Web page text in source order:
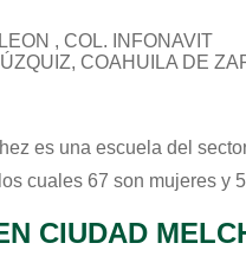
, COL. INFONAVIT
COAHUILA DE
es una escuela del
cuales 67 son mujeres y
CIUDAD